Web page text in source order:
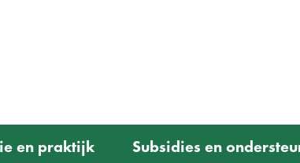
en praktijk Subsidies en